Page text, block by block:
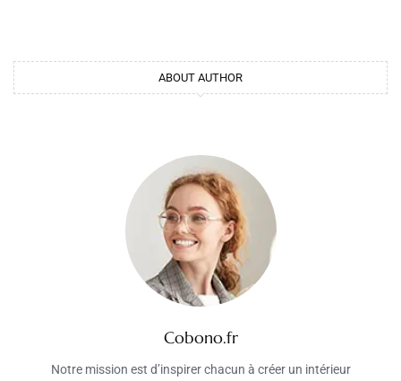
ABOUT AUTHOR
Cobono.fr
Notre mission est d’inspirer chacun à créer un intérieur